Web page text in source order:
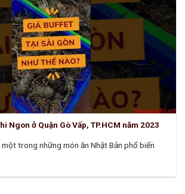
Ngon ở Quận Gò Vấp, TP.HCM năm 2023
trong những món ăn Nhật Bản phổ biến